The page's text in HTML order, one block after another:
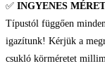
✅ INGYENES
Típustól függően
igazítunk! Kérjük a
csukló körméretet